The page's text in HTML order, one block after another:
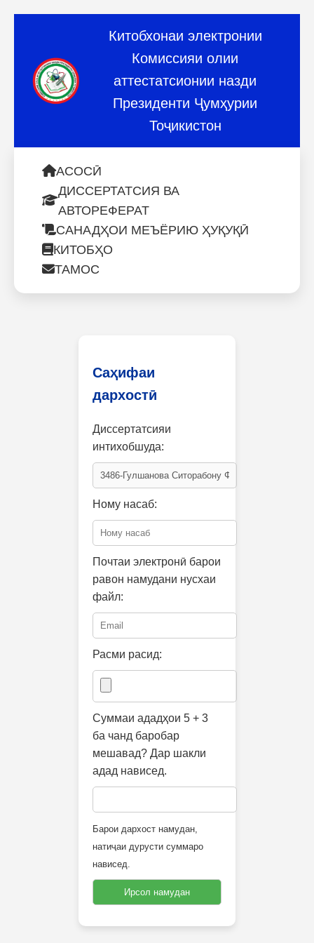
Китобхонаи электронии
Комиссияи олии
аттестатсионии назди
Президенти Ҷумҳурии
Тоҷикистон
АСОСӢ
ДИССЕРТАТСИЯ ВА
АВТОРЕФЕРАТ
САНАДҲОИ МЕЪЁРИЮ ҲУҚУҚӢ
КИТОБҲО
ТАМОС
Саҳифаи
дархостӣ
Диссертатсияи
интихобшуда:
Ному насаб:
Почтаи электронӣ барои
равон намудани нусхаи
файл:
Расми расид:
Суммаи ададҳои 5 + 3
ба чанд баробар
мешавад? Дар шакли
адад нависед.
Барои дархост намудан,
натиҷаи дурусти суммаро
нависед.
Ирсол намудан